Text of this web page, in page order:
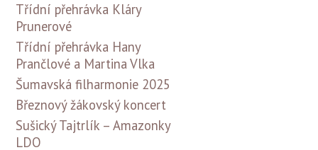
Třídní přehrávka Kláry
Prunerové
Třídní přehrávka Hany
Prančlové a Martina Vlka
Šumavská filharmonie 2025
Březnový žákovský koncert
Sušický Tajtrlík – Amazonky
LDO